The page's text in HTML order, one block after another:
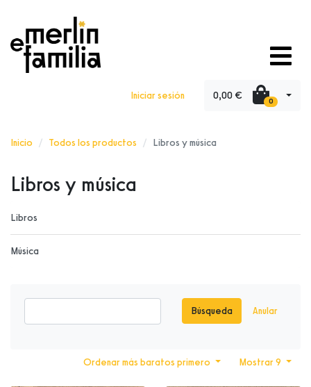
Iniciar sesión 0,00 € 0
Inicio Todos los productos Libros y música
Libros y música
Libros
Música
Búsqueda Anular
Mostrar 9
Ordenar más baratos primero